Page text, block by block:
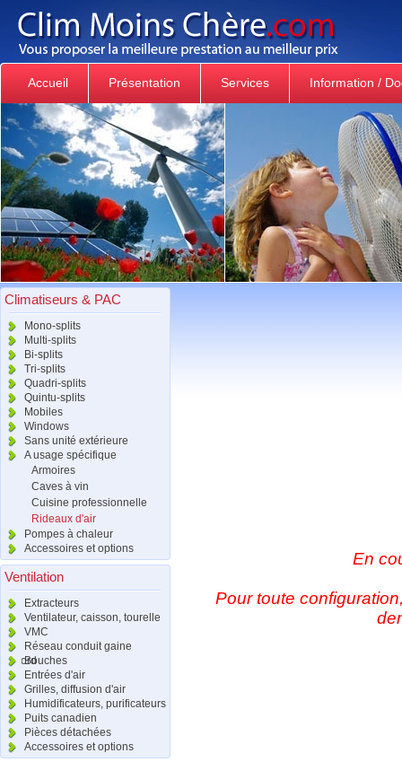
Accueil Présentation Services Information /
Climatiseurs & PAC
Mono-splits
Multi-splits
Bi-splits
Tri-splits
Quadri-splits
Quintu-splits
Mobiles
Windows
Sans unité extérieure
A usage spécifique
Armoires
Caves à vin
Cuisine professionnelle
Rideaux d'air
Pompes à chaleur
Accessoires et options
Ventilation
Extracteurs
Ventilateur, caisson, tourelle
VMC
Réseau conduit gaine
raccordBouches
Entrées d'air
Grilles, diffusion d'air
Humidificateurs, purificateurs
Puits canadien
Pièces détachées
Accessoires et options
En
Pour toute